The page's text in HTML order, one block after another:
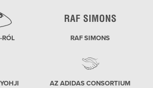
RÓL RAF SIMONS
AZ ADIDAS CONSORTIUM